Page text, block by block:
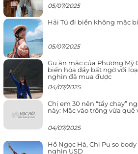
05/07/2025
Hải Tú đi biển không mặc
05/07/2025
Gu ăn mặc của Phương Mỹ
biến hóa đầy bất ngờ với
nghìn đã mua được
04/07/2025
Chị em 30 nên “tẩy chay”
này: Mặc vào trông vừa
04/07/2025
Hồ Ngọc Hà, Chi Pu so
nghìn USD